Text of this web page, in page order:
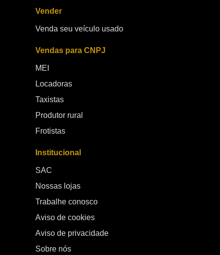
Vender
Venda seu veículo usado
Vendas para CNPJ
MEI
Locadoras
Taxistas
Produtor rural
Frotistas
Institucional
SAC
Nossas lojas
Trabalhe conosco
Aviso de cookies
Aviso de privacidade
Sobre nós